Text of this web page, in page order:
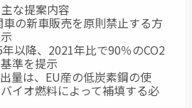
な提案内容
車の新車販売を原則禁止する方
以降、2021年比で90％のCO2
準を提示
量は、EU産の低炭素鋼の使
イオ燃料によって補填する必